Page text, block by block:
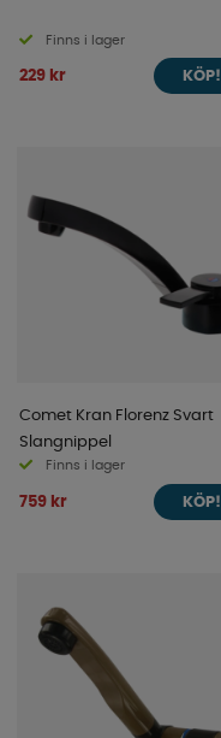
Finns i lager
229 kr KÖP!
Comet Kran Florenz Svart
Slangnippel
Finns i lager
759 kr KÖP!